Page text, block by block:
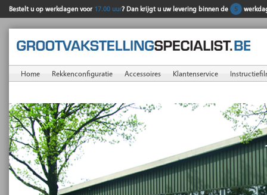
Bestelt u op werkdagen voor 17.00 uur? Dan krijgt u uw levering binnen de 5
Home Rekkenconfiguratie Accessoires Klantenservice